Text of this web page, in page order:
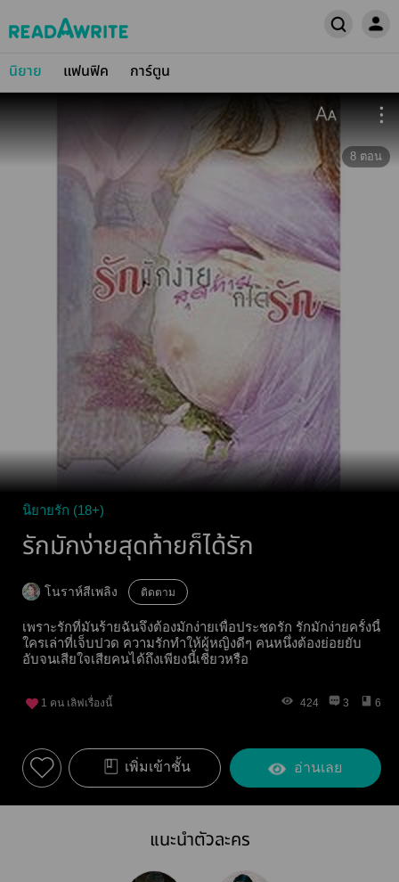
นิยาย แฟนฟิค การ์ตูน
8 ตอน
นิยายรัก (18+)
รักมักง่ายสุดท้ายก็ได้รัก
โนราห์สีเพลิง ติดตาม
เพราะรักที่มันร้ายฉันจึงต้องมักง่ายเพื่อประชดรัก รักมักง่ายครั้งนี้
ใครเล่าที่เจ็บปวด ความรักทำให้ผู้หญิงดีๆ คนหนึ่งต้องย่อยยับ
อับจนเสียใจเสียคนได้ถึงเพียงนี้เชียวหรือ
1 คน เลิฟเรื่องนี้ 424 3 6
เพิ่มเข้าชั้น อ่านเลย
แนะนำตัวละคร